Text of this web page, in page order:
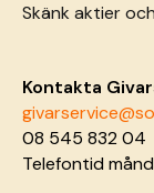
Skänk aktier
Kontakta
08 545 832 04
Telefontid